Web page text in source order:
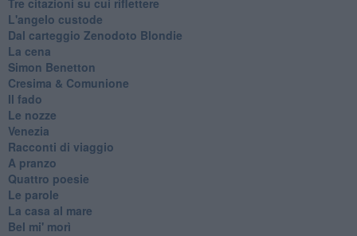
L'angelo custode
Dal carteggio Zenodoto Blondie
La cena
Simon Benetton
Cresima & Comunione
Il fado
Le nozze
Venezia
Racconti di viaggio
A pranzo
Quattro poesie
Le parole
La casa al mare
Bel mi' morì